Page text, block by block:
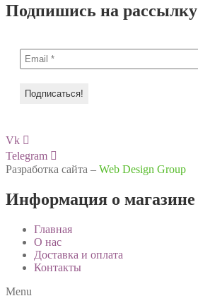
Подпишись на рассылку
Vk
Telegram
Разработка сайта – Web Design Group
Информация о магазине
Главная
О нас
Доставка и оплата
Контакты
Menu